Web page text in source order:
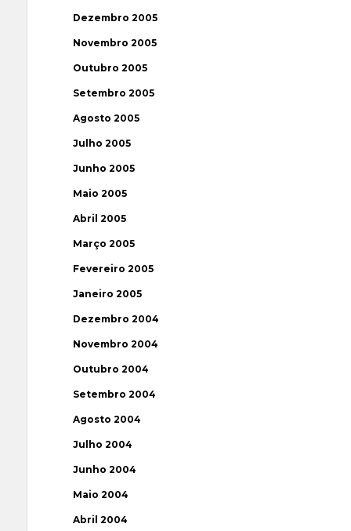
Dezembro 2005
Novembro 2005
Outubro 2005
Setembro 2005
Agosto 2005
Julho 2005
Junho 2005
Maio 2005
Abril 2005
Março 2005
Fevereiro 2005
Janeiro 2005
Dezembro 2004
Novembro 2004
Outubro 2004
Setembro 2004
Agosto 2004
Julho 2004
Junho 2004
Maio 2004
Abril 2004